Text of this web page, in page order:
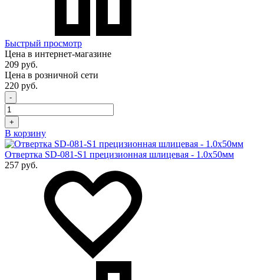
Быстрый просмотр
Цена в интернет-магазине
209 руб.
Цена в розничной сети
220 руб.
-
+
В корзину
Отвертка SD-081-S1 прецизионная шлицевая - 1.0х50мм
257 руб.